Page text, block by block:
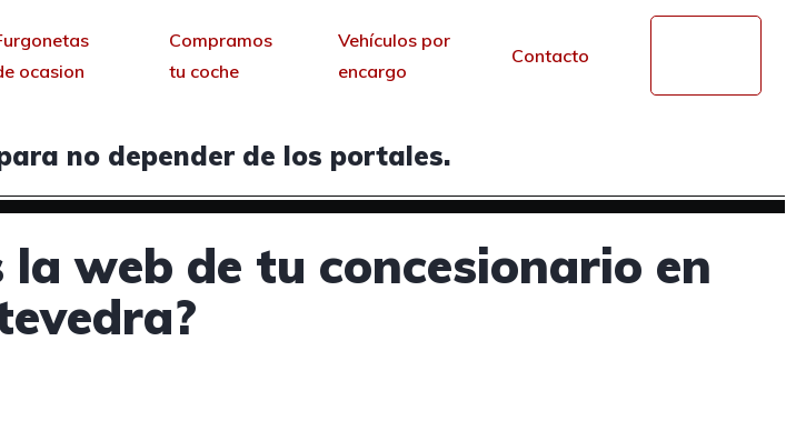
ocasion
Compramos
tu coche
Vehículos por
encargo
Contacto
no depender de los portales.
la web de tu concesionario en